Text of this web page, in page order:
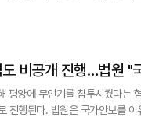
론하며 검찰이 '제 식구 감싸기식' 수
비공개 진행…법원 "
평양에 무인기를 침투시켰다는
진행된다. 법원은 국가안보를